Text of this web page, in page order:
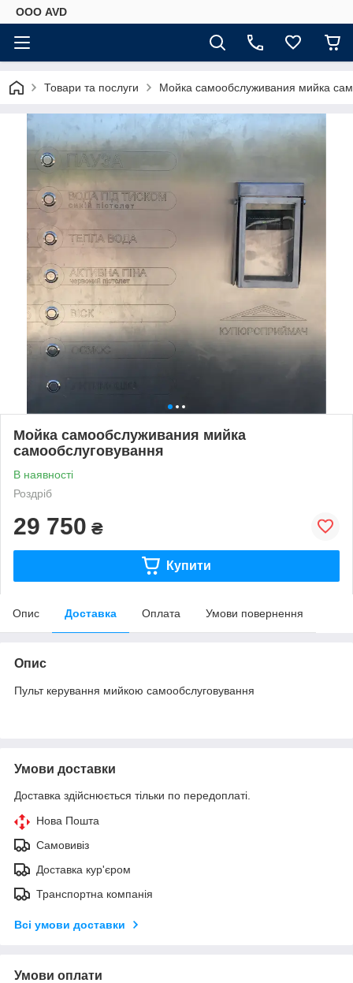
ООО AVD
Товари та послуги Мойка самообслуживания мийка
Мойка самообслуживания мийка
самообслуговування
В наявності
Роздріб
29 750 ₴
Купити
Опис Доставка Оплата Умови повернення
Опис
Пульт керування мийкою самообслуговування
Умови доставки
Доставка здійснюється тільки по передоплаті.
Нова Пошта
Самовивіз
Доставка кур'єром
Транспортна компанія
Всі умови доставки
Умови оплати